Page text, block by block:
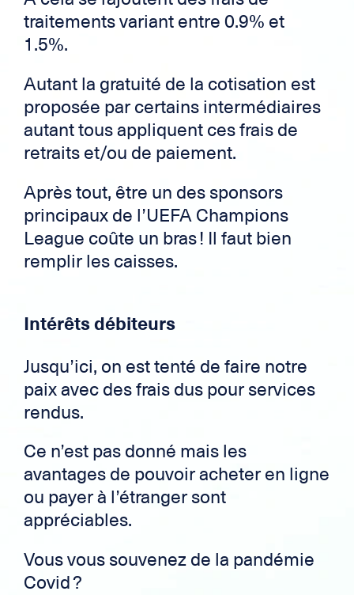
traitements variant entre 0.9% et
1.5%.
Autant la gratuité de la cotisation est
proposée par certains intermédiaires
autant tous appliquent ces frais de
retraits et/ou de paiement.
Après tout, être un des sponsors
principaux de l’UEFA Champions
League coûte un bras ! Il faut bien
remplir les caisses.
Intérêts débiteurs
Jusqu’ici, on est tenté de faire notre
paix avec des frais dus pour services
rendus.
Ce n’est pas donné mais les
avantages de pouvoir acheter en ligne
ou payer à l’étranger sont
appréciables.
Vous vous souvenez de la pandémie
Covid ?